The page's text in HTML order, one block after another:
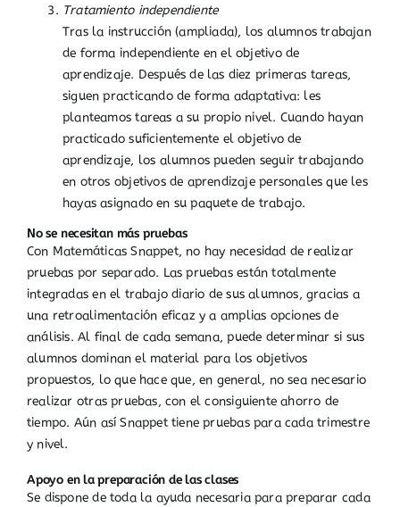
Tratamiento independiente
Tras la instrucción (ampliada), los alumnos trabajan
de forma independiente en el objetivo de
aprendizaje. Después de las diez primeras tareas,
siguen practicando de forma adaptativa: les
planteamos tareas a su propio nivel. Cuando hayan
practicado suficientemente el objetivo de
aprendizaje, los alumnos pueden seguir trabajando
en otros objetivos de aprendizaje personales que les
hayas asignado en su paquete de trabajo.
No se necesitan más pruebas
Con Matemáticas Snappet, no hay necesidad de realizar
pruebas por separado. Las pruebas están totalmente
integradas en el trabajo diario de sus alumnos, gracias a
una retroalimentación eficaz y a amplias opciones de
análisis. Al final de cada semana, puede determinar si sus
alumnos dominan el material para los objetivos
propuestos, lo que hace que, en general, no sea necesario
realizar otras pruebas, con el consiguiente ahorro de
tiempo. Aún así Snappet tiene pruebas para cada trimestre
y nivel.
Apoyo en la preparación de las clases
Se dispone de toda la ayuda necesaria para preparar cada